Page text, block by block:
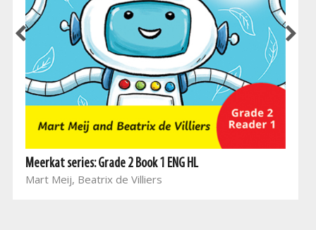
Meerkat series: Grade 2 Book 1 ENG HL
Mart Meij, Beatrix de Villiers